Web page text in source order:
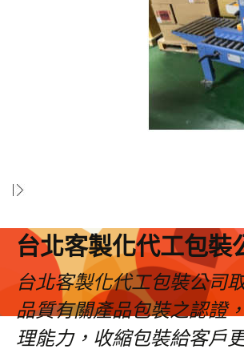
台北客製化代工包裝
台北客製化代工包裝公司
品質有關產品包裝之認證
理能力，收縮包裝給客戶